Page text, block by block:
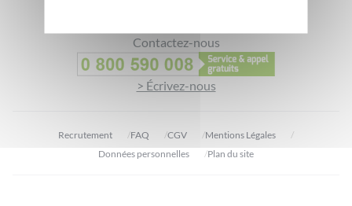
Contactez-nous
> Écrivez-nous
Recrutement FAQ CGV
Mentions Légales
Données personnelles
Plan du site